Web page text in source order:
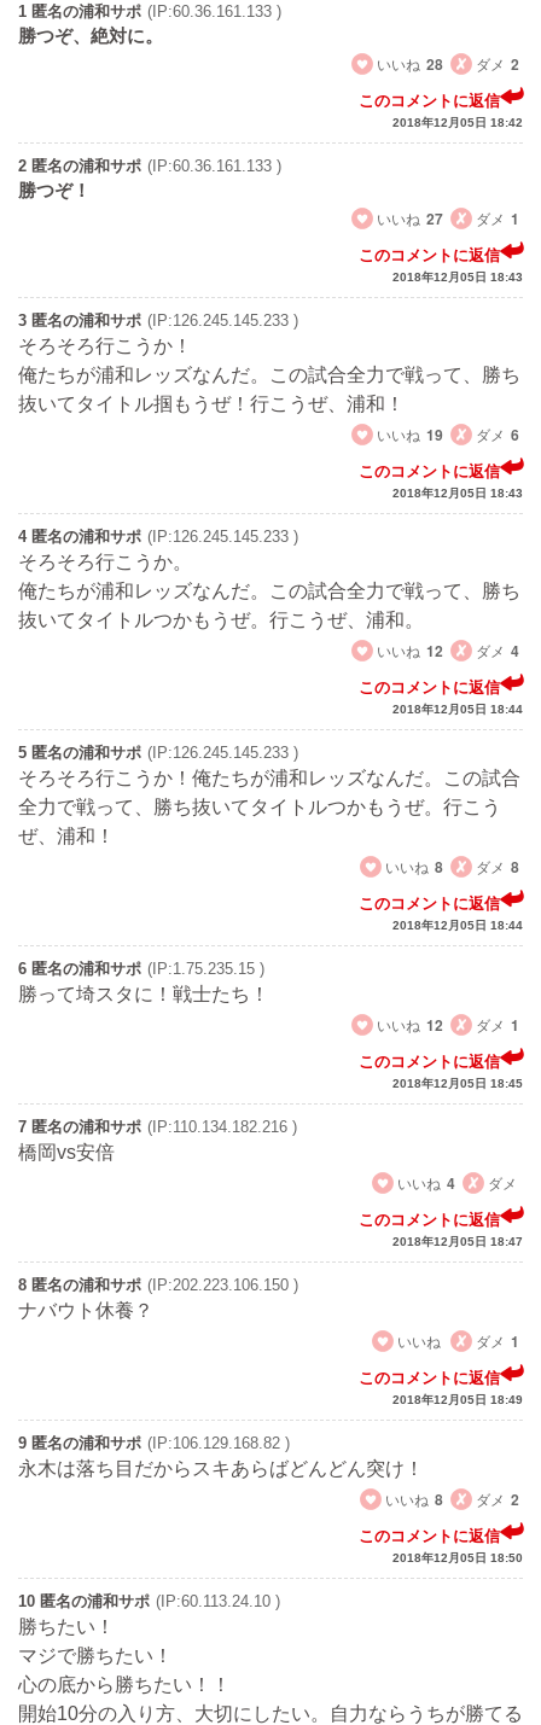
1 匿名の浦和サポ (IP:60.36.161.133 )
勝つぞ、絶対に。
いいね 28 ダメ 2
このコメントに返信
2018年12月05日 18:42
2 匿名の浦和サポ (IP:60.36.161.133 )
勝つぞ！
いいね 27 ダメ 1
このコメントに返信
2018年12月05日 18:43
3 匿名の浦和サポ (IP:126.245.145.233 )
そろそろ行こうか！
俺たちが浦和レッズなんだ。この試合全力で戦って、勝ち
抜いてタイトル掴もうぜ！行こうぜ、浦和！
いいね 19 ダメ 6
このコメントに返信
2018年12月05日 18:43
4 匿名の浦和サポ (IP:126.245.145.233 )
そろそろ行こうか。
俺たちが浦和レッズなんだ。この試合全力で戦って、勝ち
抜いてタイトルつかもうぜ。行こうぜ、浦和。
いいね 12 ダメ 4
このコメントに返信
2018年12月05日 18:44
5 匿名の浦和サポ (IP:126.245.145.233 )
そろそろ行こうか！俺たちが浦和レッズなんだ。この試合
全力で戦って、勝ち抜いてタイトルつかもうぜ。行こう
ぜ、浦和！
いいね 8 ダメ 8
このコメントに返信
2018年12月05日 18:44
6 匿名の浦和サポ (IP:1.75.235.15 )
勝って埼スタに！戦士たち！
いいね 12 ダメ 1
このコメントに返信
2018年12月05日 18:45
7 匿名の浦和サポ (IP:110.134.182.216 )
橋岡vs安倍
いいね 4 ダメ
このコメントに返信
2018年12月05日 18:47
8 匿名の浦和サポ (IP:202.223.106.150 )
ナバウト休養？
いいね
ダメ 1
このコメントに返信
2018年12月05日 18:49
9 匿名の浦和サポ (IP:106.129.168.82 )
永木は落ち目だからスキあらばどんどん突け！
いいね 8 ダメ 2
このコメントに返信
2018年12月05日 18:50
10 匿名の浦和サポ (IP:60.113.24.10 )
勝ちたい！
マジで勝ちたい！
心の底から勝ちたい！！
開始10分の入り方、大切にしたい。自力ならうちが勝てる